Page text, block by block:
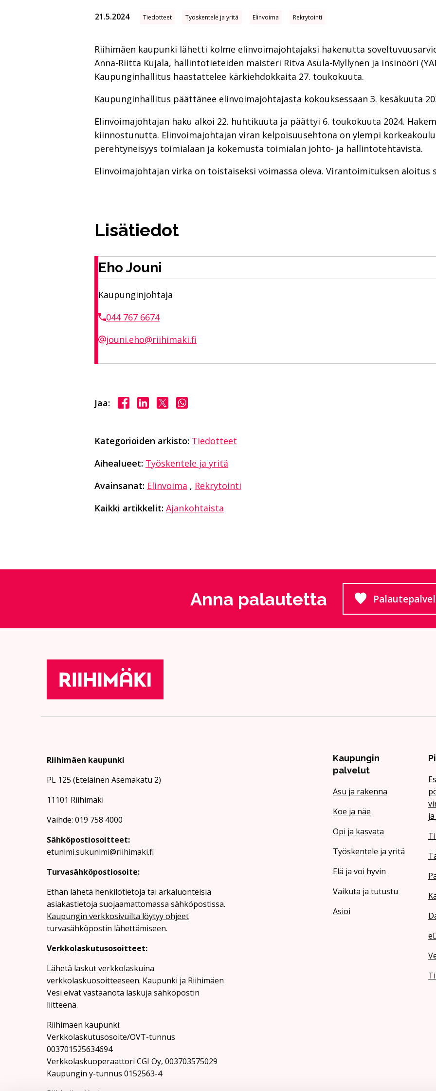
21.5.2024 Tiedotteet Työskentele ja yritä Elinvoima Rekrytointi
Riihimäen kaupunki lähetti kolme elinvoimajohtajaksi hakenutta
Anna-Riitta Kujala, hallintotieteiden maisteri Ritva Asula-Myllynen ja insinööri
Kaupunginhallitus haastattelee kärkiehdokkaita 27. toukokuuta.
Kaupunginhallitus päättänee elinvoimajohtajasta kokouksessaan 3. kesäkuuta
Elinvoimajohtajan haku alkoi 22. huhtikuuta ja päättyi 6. toukokuuta 2024.
kiinnostunutta. Elinvoimajohtajan viran kelpoisuusehtona on ylempi
perehtyneisyys toimialaan ja kokemusta toimialan johto- ja hallintotehtävistä.
Elinvoimajohtajan virka on toistaiseksi voimassa oleva. Virantoimituksen aloitus
Lisätiedot
Eho Jouni
Kaupunginjohtaja
044 767 6674
jouni.eho@riihimaki.fi
Jaa: Jaa Facebookissa
Jaa LinkedInissä
Jaa X:ssäJaa WhasAppissa
Kategorioiden arkisto: Tiedotteet
Aihealueet: Työskentele ja yritä
Avainsanat: Elinvoima , Rekrytointi
Kaikki artikkelit: Ajankohtaista
Anna palautetta Siirtyy
Riihimäen kaupunki
PL 125 (Eteläinen Asemakatu 2)
11101 Riihimäki
Vaihde: 019 758 4000
Sähköpostiosoitteet:
etunimi.sukunimi@riihimaki.fi
Turvasähköpostiosoite:
Ethän lähetä henkilötietoja tai arkaluonteisia
asiakastietoja suojaamattomassa sähköpostissa.
Kaupungin verkkosivuilta löytyy ohjeet
turvasähköpostin lähettämiseen.
Verkkolaskutusosoitteet:
Lähetä laskut verkkolaskuina
verkkolaskuosoitteeseen. Kaupunki ja Riihimäen
Vesi eivät vastaanota laskuja sähköpostin
liitteenä.
Riihimäen kaupunki:
Verkkolaskutusosoite/OVT-tunnus
003701525634694
Verkkolaskuoperaattori CGI Oy, 003703575029
Kaupungin y-tunnus 0152563-4
Kaupungin
palvelut
Asu ja rakenna
Koe ja näe
Opi ja kasvata
Työskentele ja yritä
Elä ja voi hyvin
Vaikuta ja tutustu
Asioi